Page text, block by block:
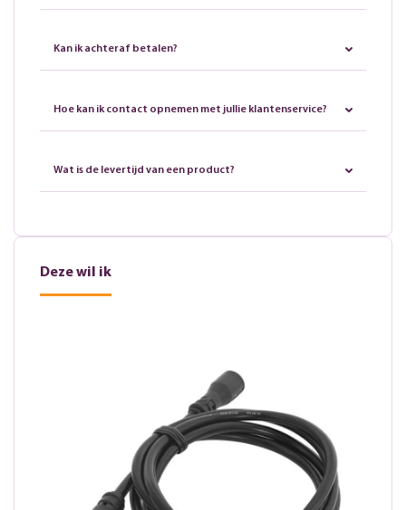
Kan ik achteraf betalen?
Hoe kan ik contact opnemen met jullie klantenservice?
Wat is de levertijd van een product?
Deze wil ik